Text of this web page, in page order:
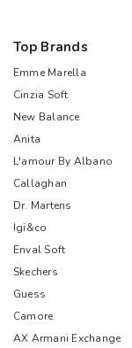
Top Brands
Emme Marella
Cinzia Soft
New Balance
Anita
L'amour By Albano
Callaghan
Dr. Martens
Igi&co
Enval Soft
Skechers
Guess
Camore
AX Armani Exchange